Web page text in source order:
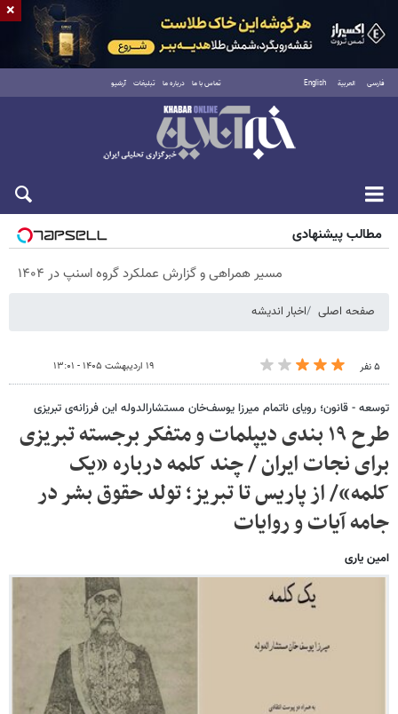
فارسی العربية English تماس با ما درباره ما تبلیغات آرشیو
شنبه ۱۷ مرداد ۱۴۰۵
مطالب پیشنهادی
مسیر همراهی و گزارش عملکرد گروه اسنپ در ۱۴۰۴
صفحه اصلی اخبار اندیشه
۵ نفر ۱۹ اردیبهشت ۱۴۰۵ - ۱۳:۰۱
توسعه - قانون؛ رویای ناتمام میرزا یوسف‌خان مستشارالدوله این فرزانه‌ی تبریزی
طرح ۱۹ بندی دیپلمات و متفکر برجسته تبریزی
برای نجات ایران / چند کلمه درباره «یک
کلمه»/ از پاریس تا تبریز؛ تولد حقوق بشر در
جامه آیات و روایات
امین یاری
×